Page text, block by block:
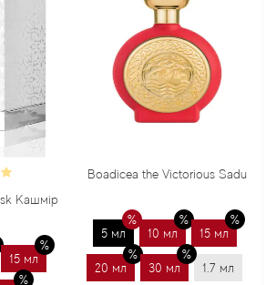
Boadicea the Victorious Sadu
10 мл 15 мл
20 мл 30 мл 1.7 мл